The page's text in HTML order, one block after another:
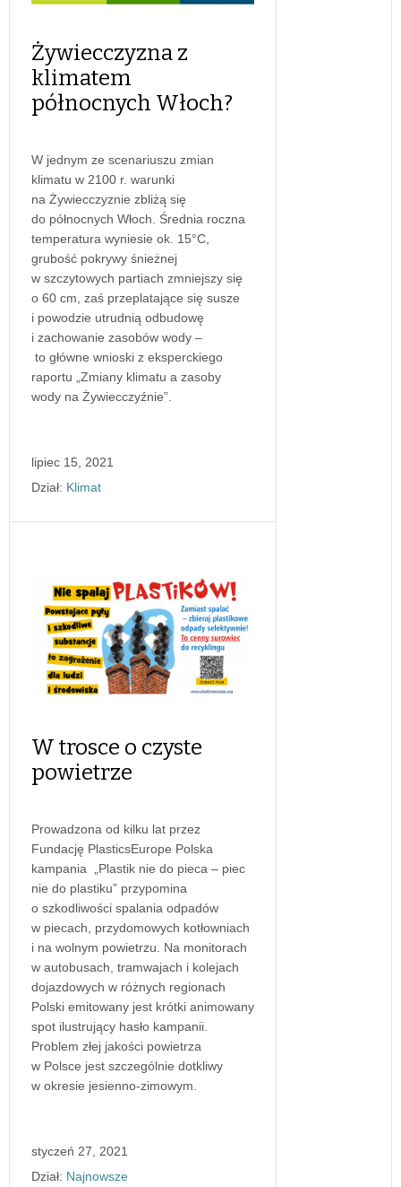
Żywiecczyzna z
klimatem
północnych Włoch?
W jednym ze scenariuszu zmian
klimatu w 2100 r. warunki
na Żywiecczyznie zbliżą się
do północnych Włoch. Średnia roczna
temperatura wyniesie ok. 15°C,
grubość pokrywy śnieżnej
w szczytowych partiach zmniejszy się
o 60 cm, zaś przeplatające się susze
i powodzie utrudnią odbudowę
i zachowanie zasobów wody –
to główne wnioski z eksperckiego
raportu „Zmiany klimatu a zasoby
wody na Żywiecczyźnie”.
lipiec 15, 2021
Dział: Klimat
W trosce o czyste
powietrze
Prowadzona od kilku lat przez
Fundację PlasticsEurope Polska
kampania „Plastik nie do pieca – piec
nie do plastiku” przypomina
o szkodliwości spalania odpadów
w piecach, przydomowych kotłowniach
i na wolnym powietrzu. Na monitorach
w autobusach, tramwajach i kolejach
dojazdowych w różnych regionach
Polski emitowany jest krótki animowany
spot ilustrujący hasło kampanii.
Problem złej jakości powietrza
w Polsce jest szczególnie dotkliwy
w okresie jesienno-zimowym.
styczeń 27, 2021
Dział: Najnowsze